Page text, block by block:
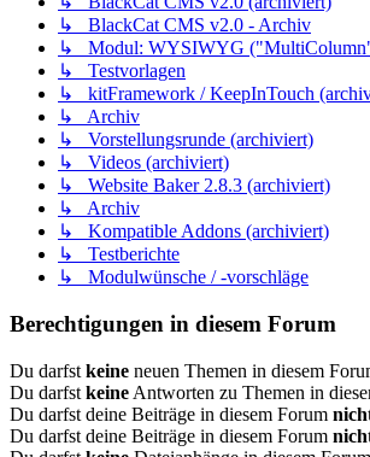
↳ BlackCat CMS v2.0 - Archiv
↳ Modul: WYSIWYG
↳ Testvorlagen
↳ kitFramework / KeepInTouch
↳ Archiv
↳ Vorstellungsrunde (archiviert)
↳ Videos (archiviert)
↳ Website Baker 2.8.3 (archiviert)
↳ Archiv
↳ Kompatible Addons (archiviert)
↳ Testberichte
↳ Modulwünsche / -vorschläge
Berechtigungen in diesem Forum
Du darfst keine neuen Themen in diesem
Du darfst keine Antworten zu Themen in
Du darfst deine Beiträge in diesem Forum
Du darfst deine Beiträge in diesem Forum